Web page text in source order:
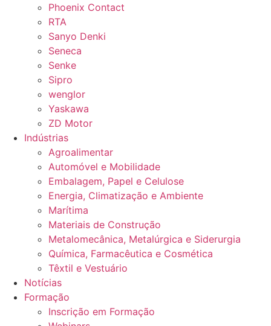
Phoenix Contact
RTA
Sanyo Denki
Seneca
Senke
Sipro
wenglor
Yaskawa
ZD Motor
Indústrias
Agroalimentar
Automóvel e Mobilidade
Embalagem, Papel e Celulose
Energia, Climatização e Ambiente
Marítima
Materiais de Construção
Metalomecânica, Metalúrgica e Siderurgia
Química, Farmacêutica e Cosmética
Têxtil e Vestuário
Notícias
Formação
Inscrição em Formação